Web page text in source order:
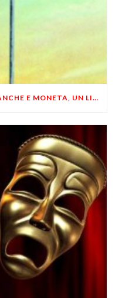
RILETTURE: MERCATISMO, BANCHE E MONETA, UN LIBERTARIO RISPONDE A UN LIBERALE